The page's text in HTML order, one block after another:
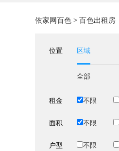
依家网百色 > 百色出租房
位置 区域
全部
租金 不限
面积 不限
户型 不限